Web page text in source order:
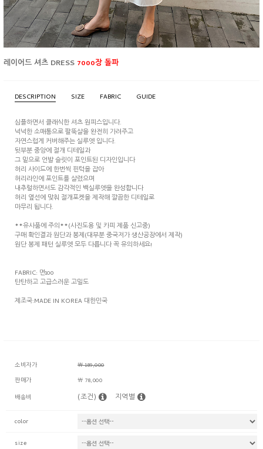
레이어드 셔츠 DRESS 7000장 돌파
DESCRIPTION SIZE FABRIC GUIDE
심플하면서 클래식한 셔츠 원피스입니다.
넉넉한 소매통으로 팔뚝살을 완전히 가려주고
자연스럽게 커버해주는 실루엣 입니다.
뒷부분 중앙에 절개 디테일과
그 밑으로 언발 슬릿이 포인트된 디자인입니다
허리 사이드에 한번씩 핀턱을 잡아
허리라인에 포인트를 살렸으며
내추럴하면서도 감각적인 백실루엣을 완성합니다
허리 옆선에 맞춰 절개포켓을 제작해 깔끔한 디테일로
마무리 됩니다.
**유사품에 주의**(사진도용 및 카피 제품 신고중)
구매 확인결과 원단과 봉제(대부분 중국저가 생산공장에서 제작)
원단 봉제 패턴 실루엣 모두 다릅니다 꼭 유의하세요!
FABRIC: 면100
탄탄하고 고급스러운 고밀도
제조국:MADE IN KOREA 대한민국
소비자가
￦ 189,000
판매가
￦ 78,000
배송비
(조건) 지역별
color
size